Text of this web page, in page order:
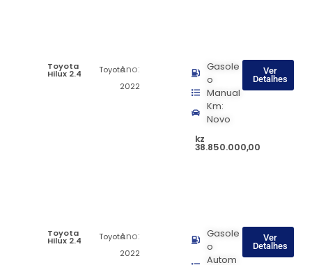
Toyota
Hilux 2.4 ToyotaAno:
2022
Gasole
o
Manual
Km:
Novo
kz
38.850.000,00
Ver
Detalhes
Toyota
Hilux 2.4 ToyotaAno:
2022
Gasole
o
Autom
Ver
Detalhes